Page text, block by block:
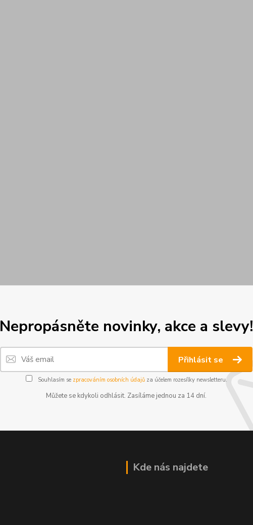
Nepropásněte novinky, akce a slevy!
Přihlásit se
Souhlasím se zpracováním osobních údajůza účelem rozesílky newsletteru.
Můžete se kdykoli odhlásit. Zasíláme jednou za 14 dní.
Kde nás najdete